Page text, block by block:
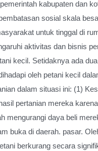
kabupaten dan
sosial skala
untuk tinggal di
aktivitas dan bisnis
kecil. Setidaknya ada
oleh petani kecil
dalam situasi ini: (1)
pertanian mereka
mengurangi daya beli
buka di daerah. pasar.
berkurang secara